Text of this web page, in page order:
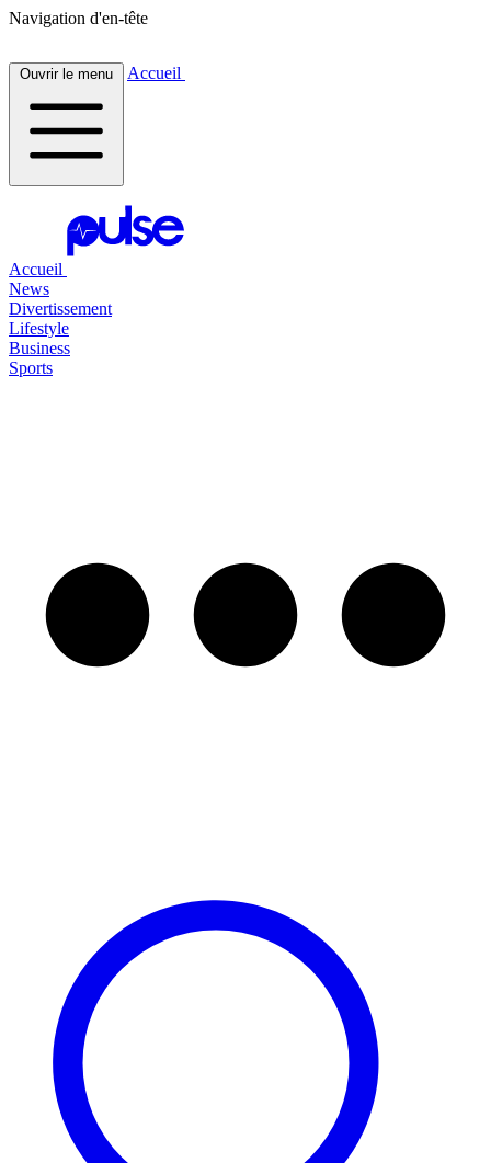
Navigation d'en-tête
Ouvrir le menu Accueil
Accueil
News
Divertissement
Lifestyle
Business
Sports